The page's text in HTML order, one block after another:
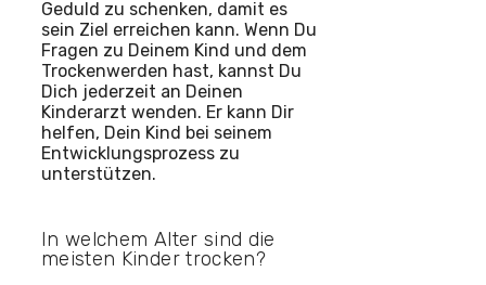
Geduld zu schenken, damit es
sein Ziel erreichen kann. Wenn Du
Fragen zu Deinem Kind und dem
Trockenwerden hast, kannst Du
Dich jederzeit an Deinen
Kinderarzt wenden. Er kann Dir
helfen, Dein Kind bei seinem
Entwicklungsprozess zu
unterstützen.
In welchem Alter sind die
meisten Kinder trocken?